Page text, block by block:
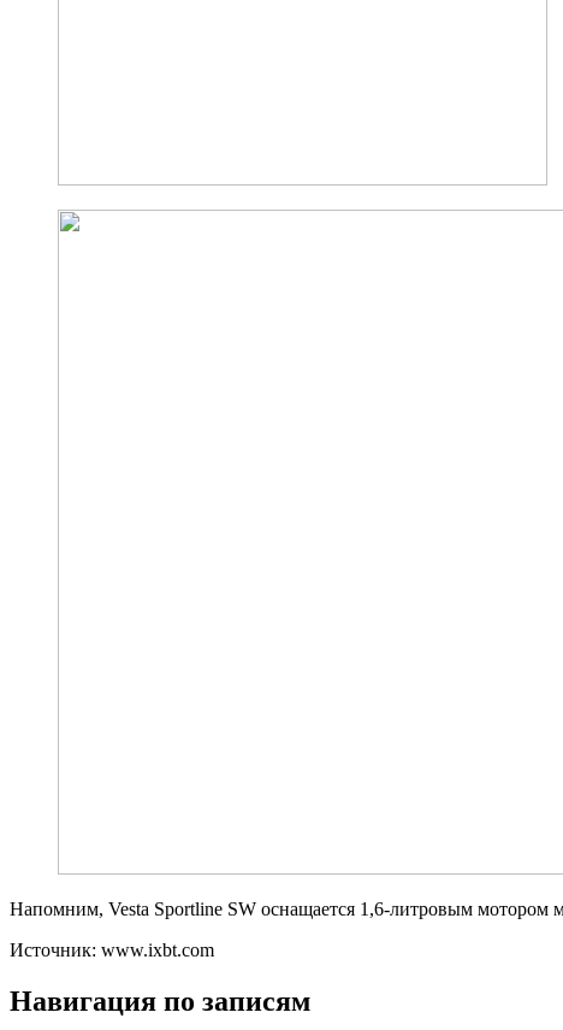
Напомним, Vesta Sportline SW оснащается 1,6-литровым мотором
Источник: www.ixbt.com
Навигация по записям